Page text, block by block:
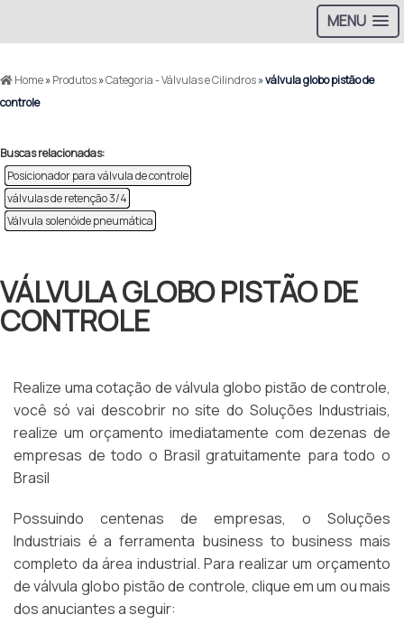
MENU
Home»Produtos»Categoria - Válvulas e Cilindros»válvula globo pistão de
controle
Buscas relacionadas:
Posicionador para válvula de controle
válvulas de retenção 3/4
Válvula solenóide pneumática
VÁLVULA GLOBO PISTÃO DE
CONTROLE
Realize uma cotação de válvula globo pistão de controle,
você só vai descobrir no site do Soluções Industriais,
realize um orçamento imediatamente com dezenas de
empresas de todo o Brasil gratuitamente para todo o
Brasil
Possuindo centenas de empresas, o Soluções
Industriais é a ferramenta business to business mais
completo da área industrial. Para realizar um orçamento
de válvula globo pistão de controle, clique em um ou mais
dos anuciantes a seguir: